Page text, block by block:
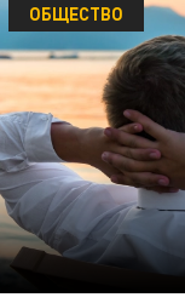
ОБЩЕСТВО